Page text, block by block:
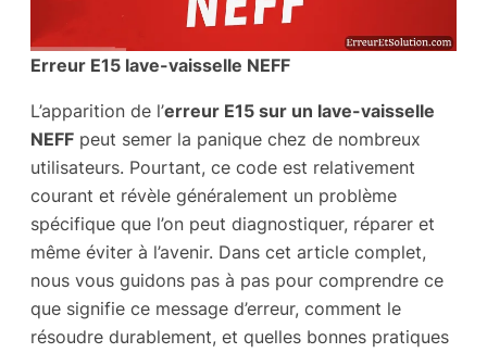
Erreur E15 lave-vaisselle NEFF
L’apparition de l’erreur E15 sur un lave-vaisselle
NEFF peut semer la panique chez de nombreux
utilisateurs. Pourtant, ce code est relativement
courant et révèle généralement un problème
spécifique que l’on peut diagnostiquer, réparer et
même éviter à l’avenir. Dans cet article complet,
nous vous guidons pas à pas pour comprendre ce
que signifie ce message d’erreur, comment le
résoudre durablement, et quelles bonnes pratiques